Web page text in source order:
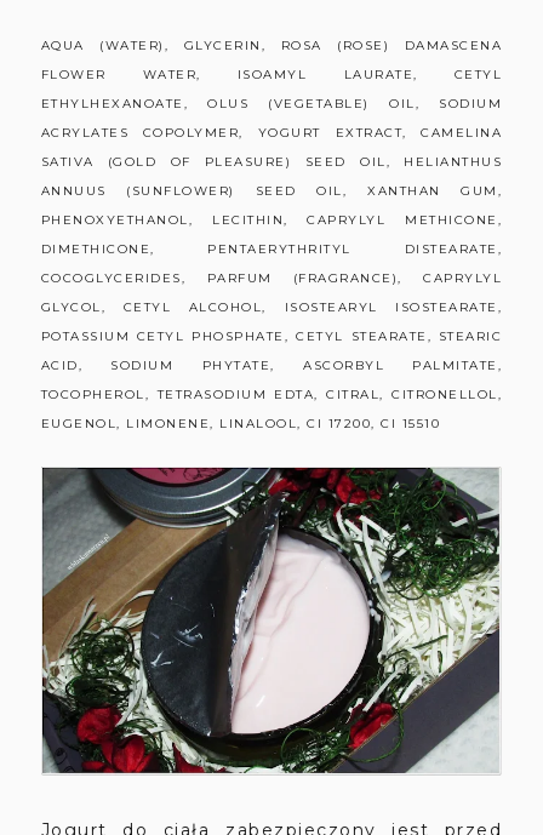
AQUA (WATER), GLYCERIN, ROSA (ROSE) DAMASCENA
FLOWER WATER, ISOAMYL LAURATE, CETYL
ETHYLHEXANOATE, OLUS (VEGETABLE) OIL, SODIUM
ACRYLATES COPOLYMER, YOGURT EXTRACT, CAMELINA
SATIVA (GOLD OF PLEASURE) SEED OIL, HELIANTHUS
ANNUUS (SUNFLOWER) SEED OIL, XANTHAN GUM,
PHENOXYETHANOL, LECITHIN, CAPRYLYL METHICONE,
DIMETHICONE, PENTAERYTHRITYL DISTEARATE,
COCOGLYCERIDES, PARFUM (FRAGRANCE), CAPRYLYL
GLYCOL, CETYL ALCOHOL, ISOSTEARYL ISOSTEARATE,
POTASSIUM CETYL PHOSPHATE, CETYL STEARATE, STEARIC
ACID, SODIUM PHYTATE, ASCORBYL PALMITATE,
TOCOPHEROL, TETRASODIUM EDTA, CITRAL, CITRONELLOL,
EUGENOL, LIMONENE, LINALOOL, CI 17200, CI 15510
Jogurt do ciała zabezpieczony jest przed